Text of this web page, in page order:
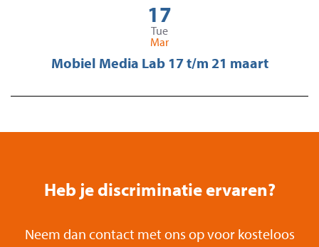
17
Tue
Mar
Mobiel Media Lab 17 t/m 21 maart
Heb je discriminatie ervaren?
Neem dan contact met ons op voor kosteloos